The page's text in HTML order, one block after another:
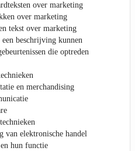
over marketing
over marketing
tekst over marketing
een beschrijving kunnen
die optreden
en merchandising
van elektronische handel
hun functie